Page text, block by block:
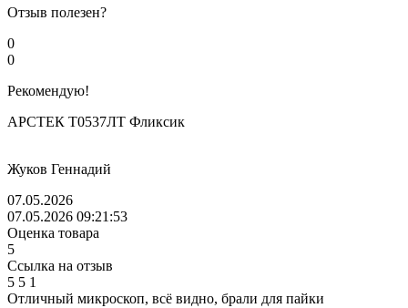
Отзыв полезен?
0
0
Рекомендую!
АРСТЕК Т0537ЛТ Фликсик
Жуков Геннадий
07.05.2026
07.05.2026 09:21:53
Оценка товара
5
Ссылка на отзыв
5 5 1
Отличный микроскоп, всё видно, брали для пайки